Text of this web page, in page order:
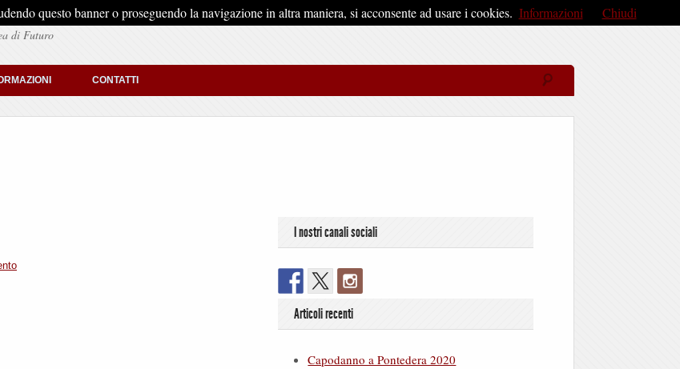
di Futuro
CONTATTI
I nostri canali sociali
Articoli recenti
Capodanno a Pontedera 2020
questo banner o proseguendo la navigazione in altra maniera, si acconsente ad usare i cookies. Informazioni Chiudi